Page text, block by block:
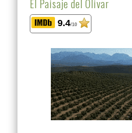
El Paisaje del Olivar
9.4/10